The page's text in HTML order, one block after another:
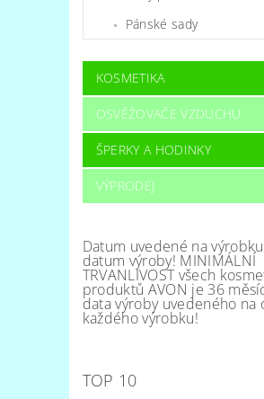
Pánské sady
KOSMETIKA
OSVĚŽOVAČE VZDUCHU
ŠPERKY A HODINKY
VÝPRODEJ
Datum uvedené na
datum výroby! MINIMÁLNÍ
TRVANLIVOST všech
produktů AVON je 36
data výroby uvedeného na
každého výrobku!
TOP 10